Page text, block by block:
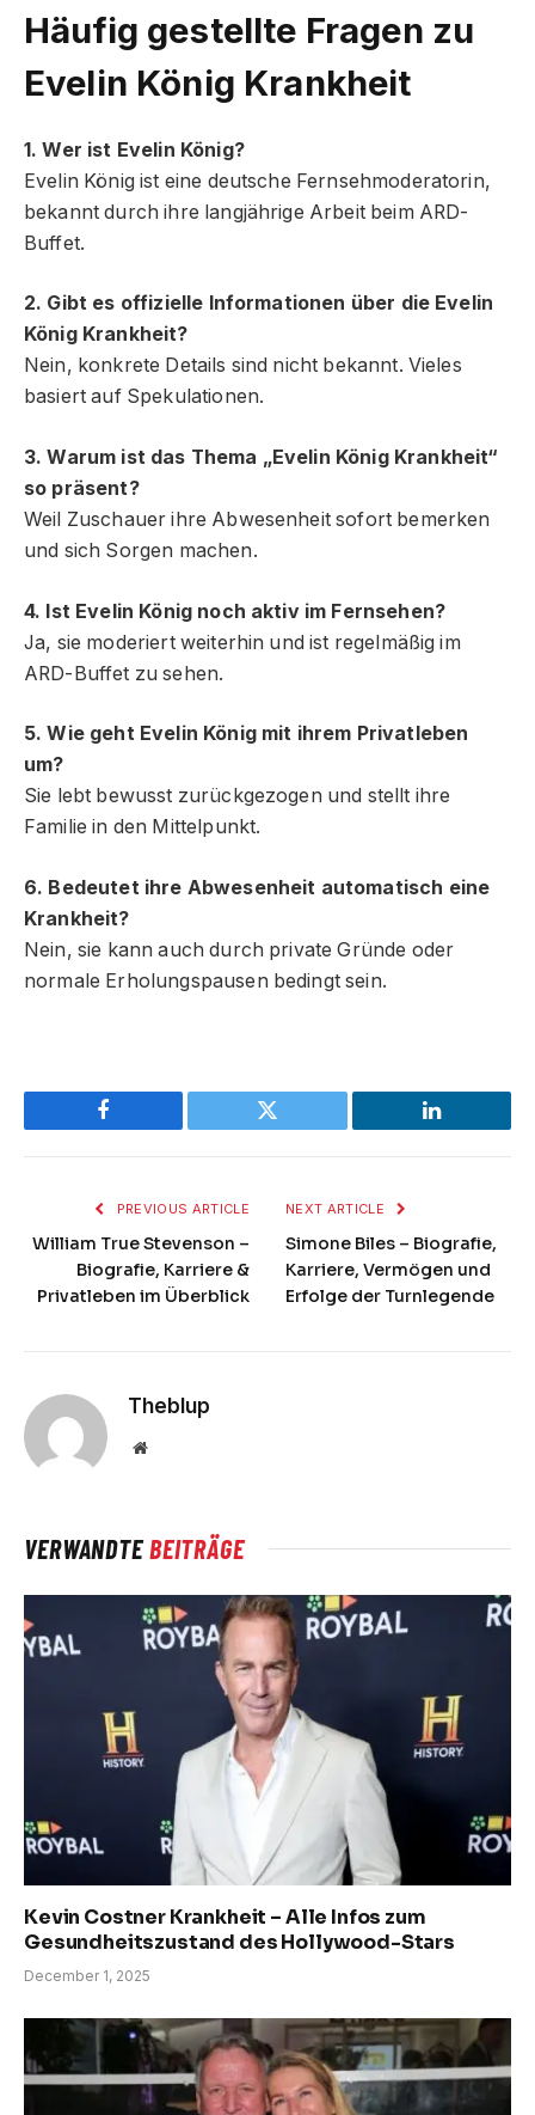
Häufig gestellte Fragen zu
Evelin König Krankheit
1. Wer ist Evelin König?
Evelin König ist eine deutsche Fernsehmoderatorin,
bekannt durch ihre langjährige Arbeit beim ARD-
Buffet.
2. Gibt es offizielle Informationen über die Evelin
König Krankheit?
Nein, konkrete Details sind nicht bekannt. Vieles
basiert auf Spekulationen.
3. Warum ist das Thema „Evelin König Krankheit“
so präsent?
Weil Zuschauer ihre Abwesenheit sofort bemerken
und sich Sorgen machen.
4. Ist Evelin König noch aktiv im Fernsehen?
Ja, sie moderiert weiterhin und ist regelmäßig im
ARD-Buffet zu sehen.
5. Wie geht Evelin König mit ihrem Privatleben
um?
Sie lebt bewusst zurückgezogen und stellt ihre
Familie in den Mittelpunkt.
6. Bedeutet ihre Abwesenheit automatisch eine
Krankheit?
Nein, sie kann auch durch private Gründe oder
normale Erholungspausen bedingt sein.
Facebook Twitter LinkedIn
PREVIOUS ARTICLE
William True Stevenson –
Biografie, Karriere &
Privatleben im Überblick
NEXT ARTICLE
Simone Biles – Biografie,
Karriere, Vermögen und
Erfolge der Turnlegende
Theblup
Website
VERWANDTEBEITRÄGE
Kevin Costner Krankheit – Alle Infos zum
Gesundheitszustand des Hollywood-Stars
December 1, 2025